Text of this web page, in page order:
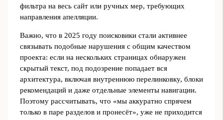
фильтра на весь сайт или ручных мер, требующих
направления апелляции.
Важно, что в 2025 году поисковики стали активнее
связывать подобные нарушения с общим качеством
проекта: если на нескольких страницах обнаружен
скрытый текст, под подозрение попадает вся
архитектура, включая внутреннюю перелинковку, блоки
рекомендаций и даже отдельные элементы навигации.
Поэтому рассчитывать, что «мы аккуратно спрячем
только в паре разделов и пронесёт», уже не приходится